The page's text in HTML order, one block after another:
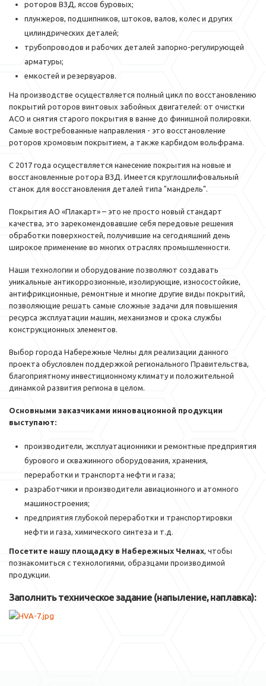
роторов ВЗД, яссов буровых;
плунжеров, подшипников, штоков, валов, колес и других
цилиндрических деталей;
трубопроводов и рабочих деталей запорно-регулирующей
арматуры;
емкостей и резервуаров.
На производстве осуществляется полный цикл по восстановлению
покрытий роторов винтовых забойных двигателей: от очистки
АСО и снятия старого покрытия в ванне до финишной полировки.
Самые востребованные направления - это восстановление
роторов хромовым покрытием, а также карбидом вольфрама.
С 2017 года осуществляется нанесение покрытия на новые и
восстановленные ротора ВЗД. Имеется круглошлифовальный
станок для восстановления деталей типа "мандрель".
Покрытия АО «Плакарт» – это не просто новый стандарт
качества, это зарекомендовавшие себя передовые решения
обработки поверхностей, получившие на сегодняшний день
широкое применение во многих отраслях промышленности.
Наши технологии и оборудование позволяют создавать
уникальные антикоррозионные, изолирующие, износостойкие,
антифрикционные, ремонтные и многие другие виды покрытий,
позволяющие решать самые сложные задачи для повышения
ресурса эксплуатации машин, механизмов и срока службы
конструкционных элементов.
Выбор города Набережные Челны для реализации данного
проекта обусловлен поддержкой регионального Правительства,
благоприятному инвестиционному климату и положительной
динамкой развития региона в целом.
Основными заказчиками инновационной продукции
выступают:
производители, эксплуатационники и ремонтные предприятия
бурового и скважинного оборудования, хранения,
переработки и транспорта нефти и газа;
разработчики и производители авиационного и атомного
машиностроения;
предприятия глубокой переработки и транспортировки
нефти и газа, химического синтеза и т.д.
Посетите нашу площадку в Набережных Челнах, чтобы
познакомиться с технологиями, образцами производимой
продукции.
Заполнить техническое задание (напыление, наплавка):